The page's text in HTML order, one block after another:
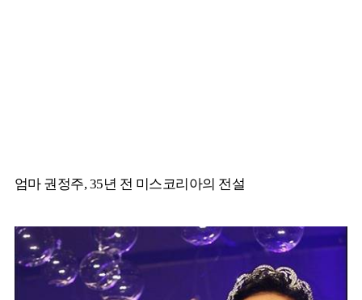
엄마 권정주, 35년 전 미스코리아의 전설